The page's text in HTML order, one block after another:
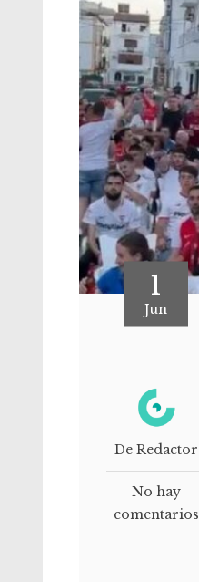
1
Jun
De Redactor
No hay
comentarios